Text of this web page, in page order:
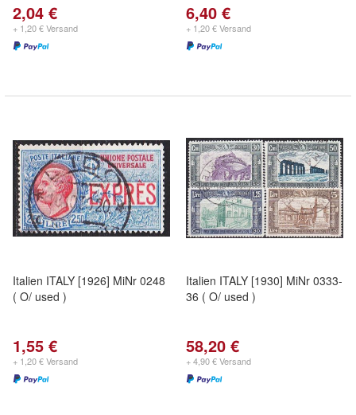
2,04 €
+ 1,20 € Versand
6,40 €
+ 1,20 € Versand
Italien ITALY [1926] MiNr 0248
( O/ used )
1,55 €
+ 1,20 € Versand
Italien ITALY [1930] MiNr 0333-
36 ( O/ used )
58,20 €
+ 4,90 € Versand